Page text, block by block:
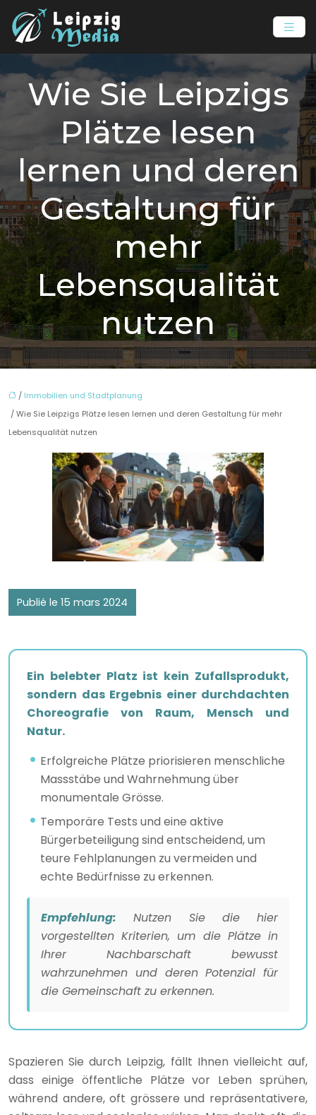
Wie Sie Leipzigs
Plätze lesen
lernen und deren
Gestaltung für
mehr
Lebensqualität
nutzen
/ Immobilien und Stadtplanung
/ Wie Sie Leipzigs Plätze lesen lernen und deren Gestaltung für mehr
Lebensqualität nutzen
Publié le 15 mars 2024
Ein belebter Platz ist kein Zufallsprodukt,
sondern das Ergebnis einer durchdachten
Choreografie von Raum, Mensch und
Natur.
Erfolgreiche Plätze priorisieren menschliche
Massstäbe und Wahrnehmung über
monumentale Grösse.
Temporäre Tests und eine aktive
Bürgerbeteiligung sind entscheidend, um
teure Fehlplanungen zu vermeiden und
echte Bedürfnisse zu erkennen.
Empfehlung: Nutzen Sie die hier
vorgestellten Kriterien, um die Plätze in
Ihrer Nachbarschaft bewusst
wahrzunehmen und deren Potenzial für
die Gemeinschaft zu erkennen.
Spazieren Sie durch Leipzig, fällt Ihnen vielleicht auf,
dass einige öffentliche Plätze vor Leben sprühen,
während andere, oft grössere und repräsentativere,